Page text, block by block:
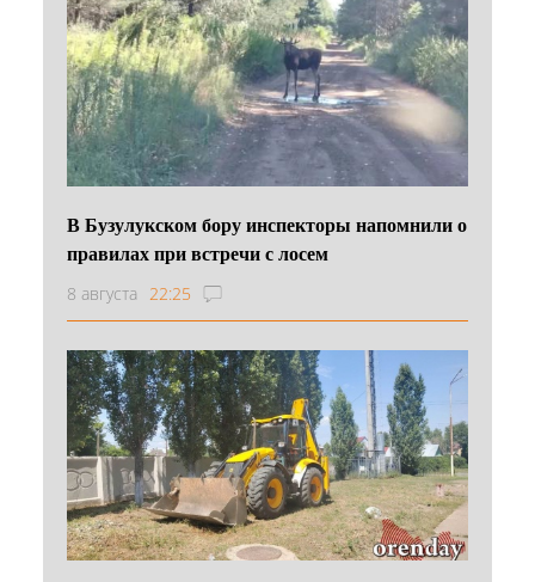
В Бузулукском бору инспекторы напомнили о
правилах при встречи с лосем
8 августа 22:25